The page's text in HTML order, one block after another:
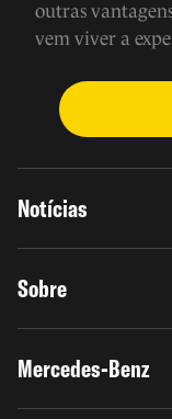
outras
vem viver a
Notícias
Sobre
Mercedes-Benz